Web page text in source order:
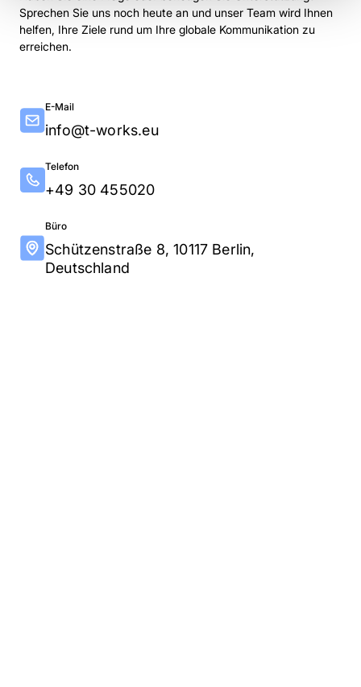
Sprechen Sie uns noch heute an und unser Team wird Ihnen
helfen, Ihre Ziele rund um Ihre globale Kommunikation zu
erreichen.
E-Mail
info@t-works.eu
Telefon
+49 30 455020
Büro
Schützenstraße 8, 10117 Berlin,
Deutschland